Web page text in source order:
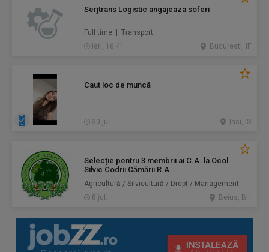
Serjtrans Logistic angajeaza soferi
Full time | Transport
ieri, 16:41
Bucuresti, IF
Caut loc de muncă
30 jul. Iasi, IS
Selecție pentru 3 membrii ai C.A. la Ocol
Silvic Codrii Cămării R.A.
Agricultură / Silvicultură / Drept / Management
8 jul.
Beius, BH